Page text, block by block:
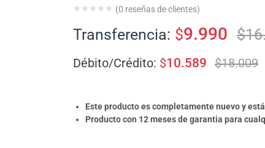
(0 reseñas de clientes)
Transferencia: $9.990 $
Débito/Crédito: $10.589 $18.009
Este producto es completamente nuevo y
Producto con 12 meses de garantia para